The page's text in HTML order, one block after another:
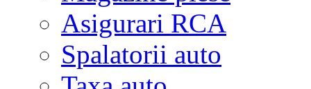
Asigurari RCA
Spalatorii auto